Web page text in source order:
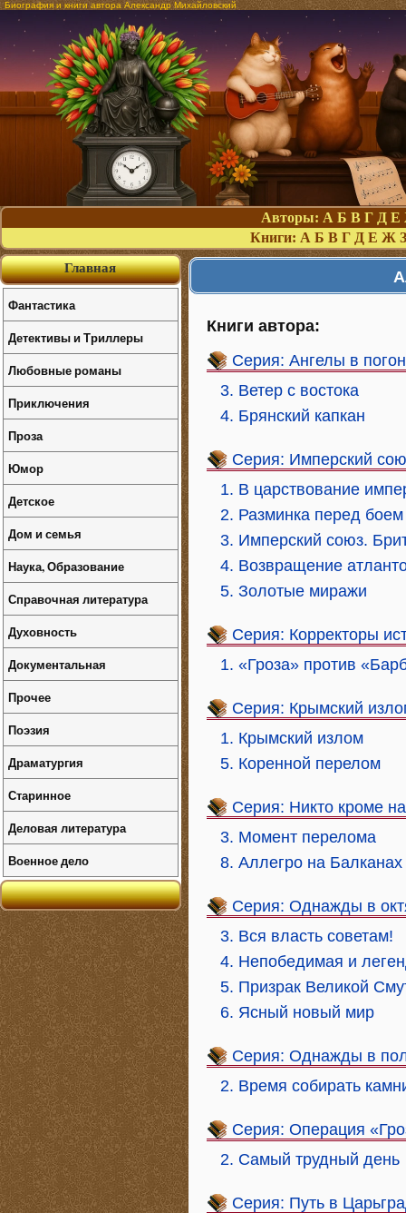
Биография и книги автора Александр Михайловский
Авторы: А Б В Г Д Е
Книги: А Б В Г Д Е Ж З
Книги автора:
Серия: Ангелы в
3. Ветер с востока
4. Брянский капкан
Серия: Имперский
1. В царствование
2. Разминка перед боем
3. Имперский союз.
4. Возвращение
5. Золотые миражи
Серия: Корректоры
1. «Гроза» против
Серия: Крымский
1. Крымский излом
5. Коренной перелом
Серия: Никто кроме
3. Момент перелома
8. Аллегро на Балканах
Серия: Однажды в
3. Вся власть советам!
4. Непобедимая и
5. Призрак Великой
6. Ясный новый мир
Серия: Однажды в
2. Время собирать
Серия: Операция
2. Самый трудный день
Серия: Путь в
Главная
Фантастика
Детективы и Триллеры
Любовные романы
Приключения
Проза
Юмор
Детское
Дом и семья
Наука, Образование
Справочная литература
Духовность
Документальная
Прочее
Поэзия
Драматургия
Старинное
Деловая литература
Военное дело